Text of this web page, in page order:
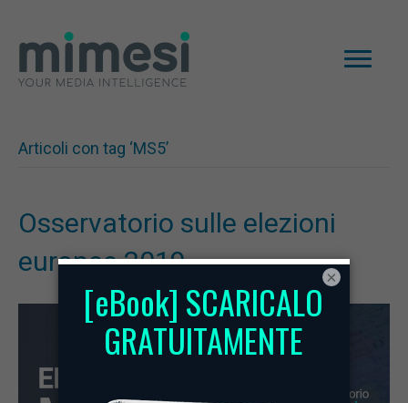
Articoli con tag ‘MS5’
Osservatorio sulle elezioni
europee 2019
×